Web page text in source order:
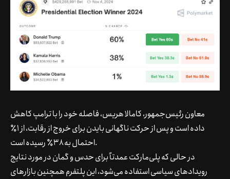
معاون رئیس‌جمهور، کامالا هریس، فاصله خود را با ترامپ کاهش
داده است و پس از حرکت ناگهانی بایدن برای خروج از رقابت، از ۱٪
احتمال به ۳۸٪ رسیده است.
در حالی که پلی‌مارکت عمدتاً برای حدس و گمان در مورد نتایج
رویدادهای سیاسی استفاده می‌شود، این پلتفرم همچنین بازارهای